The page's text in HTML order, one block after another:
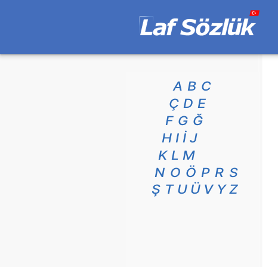
A B C
Ç D E
F G Ğ
H I İ J
K L M
N O Ö P R S
Ş T U Ü V Y Z